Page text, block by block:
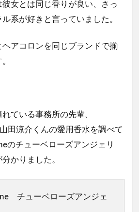
女とは同じ香りが良い、さっ
系が好きと言っていました。
ヘアコロンを同じブランドで揃
ている事務所の先輩、
田涼介くんの愛用香水を調べて
のチューベローズアンジェリ
かりました。
チューベローズアンジェ